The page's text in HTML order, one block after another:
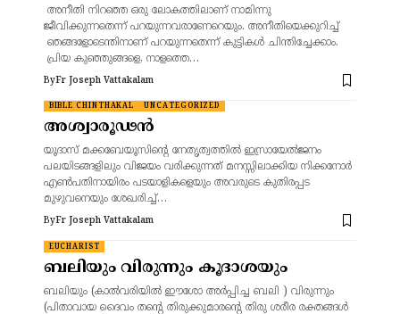
അനീതി നിറഞ്ഞ ഒരു ലോകത്തിലാണ് നാമിന്നു
ജീവിക്കുന്നതെന്ന് പറയുന്നവരാണേറെയും. അനീതിയെക്കുറിച്ച്
ഞങ്ങളോടെന്തിനാണ് പറയുന്നതെന്ന് കുട്ടികൾ ചിന്തിച്ചേക്കാം.
പ്രിയ കുഞ്ഞുങ്ങളെ, നാളത്തെ…
ByFr Joseph Vattakalam
BIBLE CHINTHAKAL UNCATEGORIZED
അശ്വാരൂഢൻ
യൂദാസ് മക്കബേയൂസിന്റെ നേതൃത്വത്തിൽ ഇസ്രായേൽജനം
പലയിടങ്ങളിലും വിജയം വരിക്കുന്നത് മനസ്സിലാക്കിയ നിക്കനോർ
എൺപതിനായിരം പടയാളികളെയും അവരുടെ കുതിരപ്പട
മുഴുവനെയും ശേഖരിച്ച്…
ByFr Joseph Vattakalam
EUCHARIST
ബലിയും വിരുന്നും കൂദാശയും
ബലിയും (കാൽവരിയിൽ ഈശോ അർപ്പിച്ച ബലി ) വിരുന്നും
(പിതാവായ ദൈവം തന്റെ തിരുക്കുമാരന്റെ തിരു ശരീര രക്തങ്ങൾ